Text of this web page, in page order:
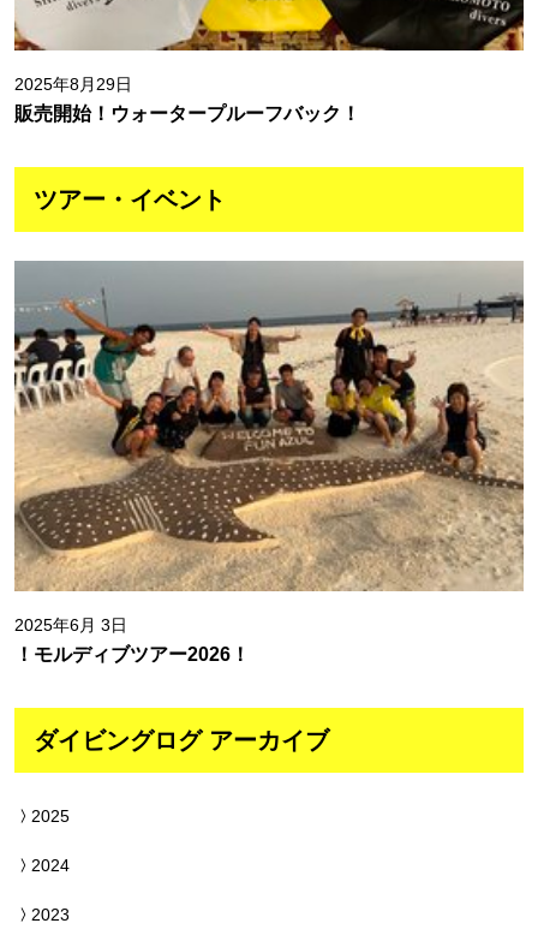
2025年8月29日
販売開始！ウォータープルーフバック！
ツアー・イベント
2025年6月 3日
！モルディブツアー2026！
ダイビングログ アーカイブ
2025
2024
2023